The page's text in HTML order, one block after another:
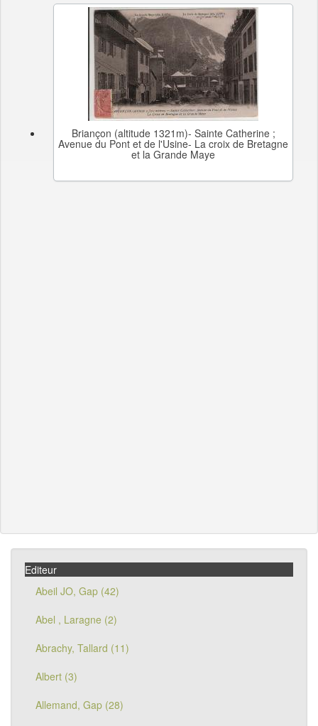
Briançon (altitude 1321m)- Sainte Catherine ;
Avenue du Pont et de l'Usine- La croix de Bretagne
et la Grande Maye
Editeur
Abeil JO, Gap (42)
Abel , Laragne (2)
Abrachy, Tallard (11)
Albert (3)
Allemand, Gap (28)